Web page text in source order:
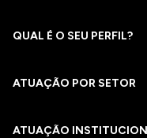
QUAL É O SEU PERFIL?
ATUAÇÃO POR SETOR
ATUAÇÃO